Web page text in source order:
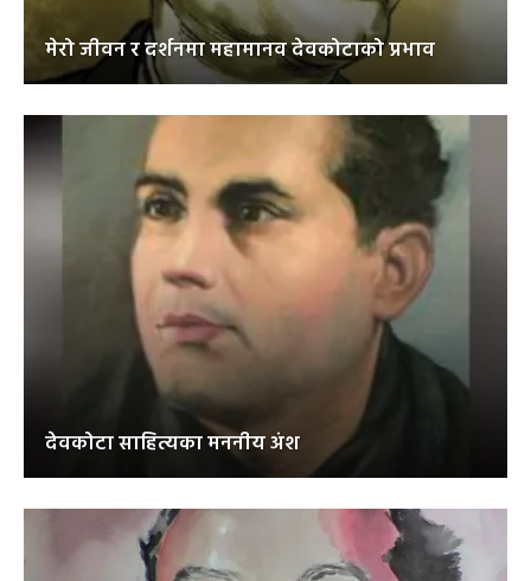
मेरो जीवन र दर्शनमा महामानव देवकोटाको प्रभाव
देवकोटा साहित्यका मननीय अंश